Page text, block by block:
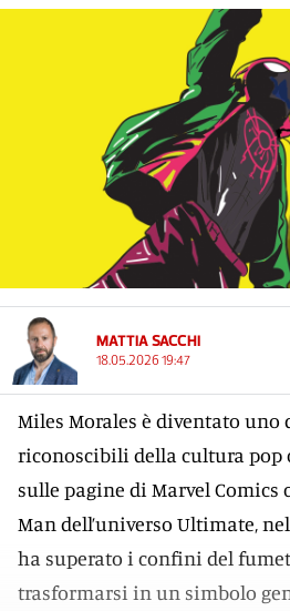
MATTIA SACCHI
18.05.2026 19:47
Miles Morales è diventato uno
riconoscibili della cultura pop
sulle pagine di Marvel Comics
Man dell’universo Ultimate,
ha superato i confini del
trasformarsi in un simbolo